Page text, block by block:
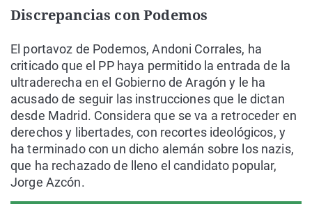
Discrepancias con Podemos
El portavoz de Podemos, Andoni Corrales, ha
criticado que el PP haya permitido la entrada de la
ultraderecha en el Gobierno de Aragón y le ha
acusado de seguir las instrucciones que le dictan
desde Madrid. Considera que se va a retroceder en
derechos y libertades, con recortes ideológicos, y
ha terminado con un dicho alemán sobre los nazis,
que ha rechazado de lleno el candidato popular,
Jorge Azcón.